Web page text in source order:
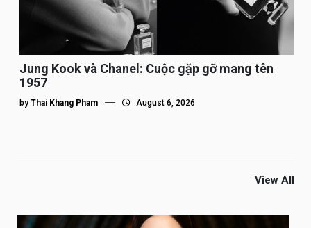
Jung Kook và Chanel: Cuộc gặp gỡ mang tên
1957
by Thai Khang Pham August 6, 2026
View All